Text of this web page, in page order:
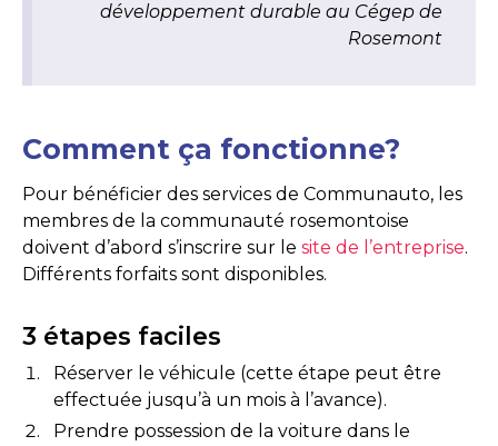
développement durable au Cégep de
Rosemont
Comment ça fonctionne?
Pour bénéficier des services de Communauto, les
membres de la communauté rosemontoise
doivent d’abord s’inscrire sur le site de l’entreprise.
Différents forfaits sont disponibles.
3 étapes faciles
Réserver le véhicule (cette étape peut être
effectuée jusqu’à un mois à l’avance).
Prendre possession de la voiture dans le